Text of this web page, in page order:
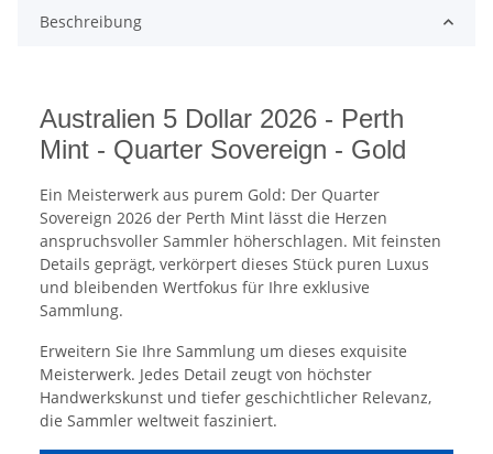
Beschreibung
Australien 5 Dollar 2026 - Perth
Mint - Quarter Sovereign - Gold
Ein Meisterwerk aus purem Gold: Der Quarter
Sovereign 2026 der Perth Mint lässt die Herzen
anspruchsvoller Sammler höherschlagen. Mit feinsten
Details geprägt, verkörpert dieses Stück puren Luxus
und bleibenden Wertfokus für Ihre exklusive
Sammlung.
Erweitern Sie Ihre Sammlung um dieses exquisite
Meisterwerk. Jedes Detail zeugt von höchster
Handwerkskunst und tiefer geschichtlicher Relevanz,
die Sammler weltweit fasziniert.